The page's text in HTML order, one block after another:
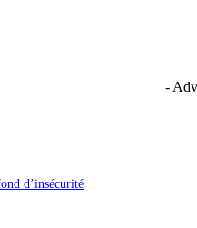
-
d’insécurité